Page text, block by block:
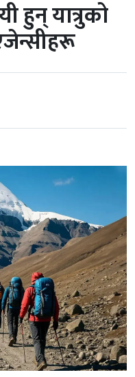
हुन् यात्रुको